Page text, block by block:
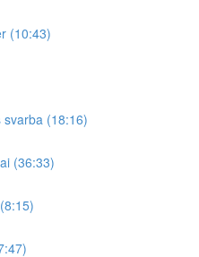
(10:43)
(18:16)
(36:33)